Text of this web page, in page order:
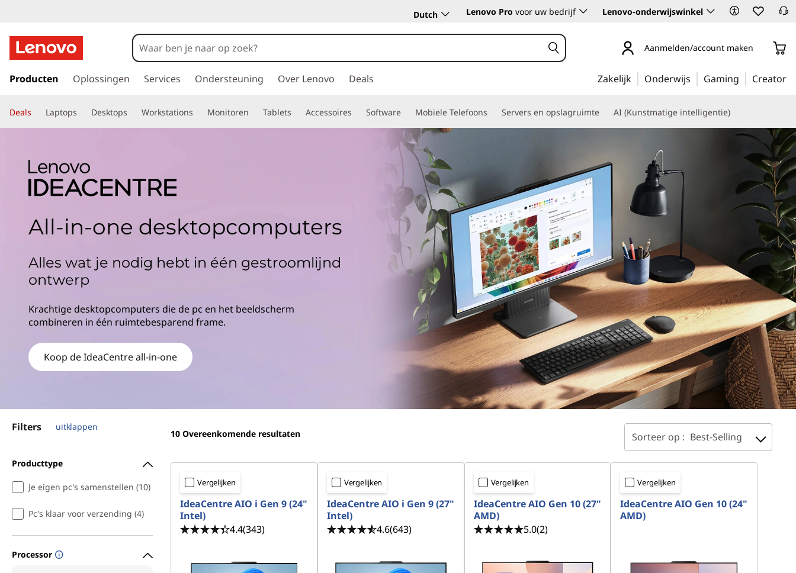
Dutch Lenovo Pro voor uw bedrijf Lenovo-onderwijswinkel
a
a
r
Aanmelden/account maken
Producten Oplossingen Services Ondersteuning Over Lenovo Deals Zakelijk Onderwijs Gaming Creator
Deals Laptops Desktops Workstations Monitoren Tablets Accessoires Software Mobiele Telefoons Servers en opslagruimte AI (Kunstmatige intelligentie)
All-in-one desktopcomputers
Alles wat je nodig hebt in één gestroomlijnd
ontwerp
Krachtige desktopcomputers die de pc en het beeldscherm
combineren in één ruimtebesparend frame.
Koop de IdeaCentre all-in-one
Filters uitklappen
Producttype
Je eigen pc's samenstellen (10)
Pc's klaar voor verzending (4)
Processor
10 Overeenkomende resultaten Sorteer op : Best-Selling
Vergelijken
IdeaCentre AIO i Gen 9 (24"
Intel)
4.4(343)
Vergelijken
IdeaCentre AIO i Gen 9 (27"
Intel)
4.6(643)
Vergelijken
IdeaCentre AIO Gen 10 (27"
AMD)
5.0(2)
Vergelijken
IdeaCentre AIO Gen 10 (24"
AMD)